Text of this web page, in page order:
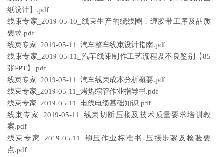
纸设计】.pdf
线束专家_2019-05-10_线束生产的绕线圈，缠胶带工序及品质
要求.pdf
线束专家_2019-05-11_汽车整车线束设计指南.pdf
线束专家_2019-05-11_汽车线束制作工艺流程及不良鉴别【85
张PPT】.pdf
线束专家_2019-05-11_汽车线束成本分析概要.pdf
线束专家_2019-05-11_烤热缩管作业指导书.pdf
线束专家_2019-05-11_电线电缆基础知识.pdf
线束专家_2019-05-11_线束切断压接及技术质量要求培训教
案.pdf
线束专家_2019-05-11_铆压作业标准书-压接步骤及检验要
点.pdf